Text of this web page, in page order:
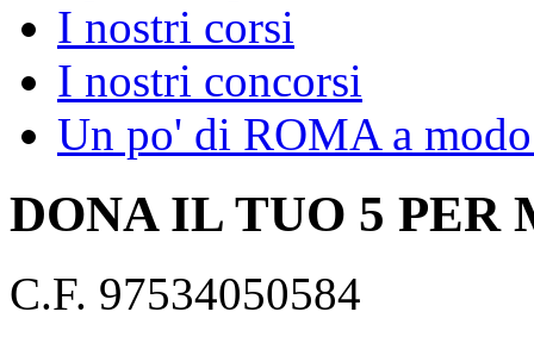
I nostri corsi
I nostri concorsi
Un po' di ROMA a
DONA IL TUO 5 PER
C.F. 97534050584